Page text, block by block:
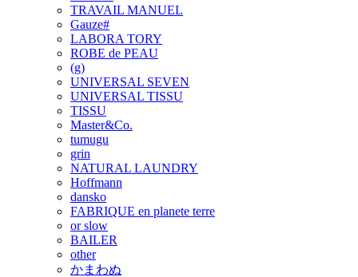
TRAVAIL MANUEL
Gauze#
LABORA TORY
ROBE de PEAU
(g)
UNIVERSAL SEVEN
UNIVERSAL TISSU
TISSU
Master&Co.
tumugu
grin
NATURAL LAUNDRY
Hoffmann
dansko
FABRIQUE en planete terre
or slow
BAILER
other
かまわぬ